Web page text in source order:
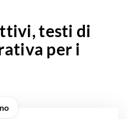
testi di
per i